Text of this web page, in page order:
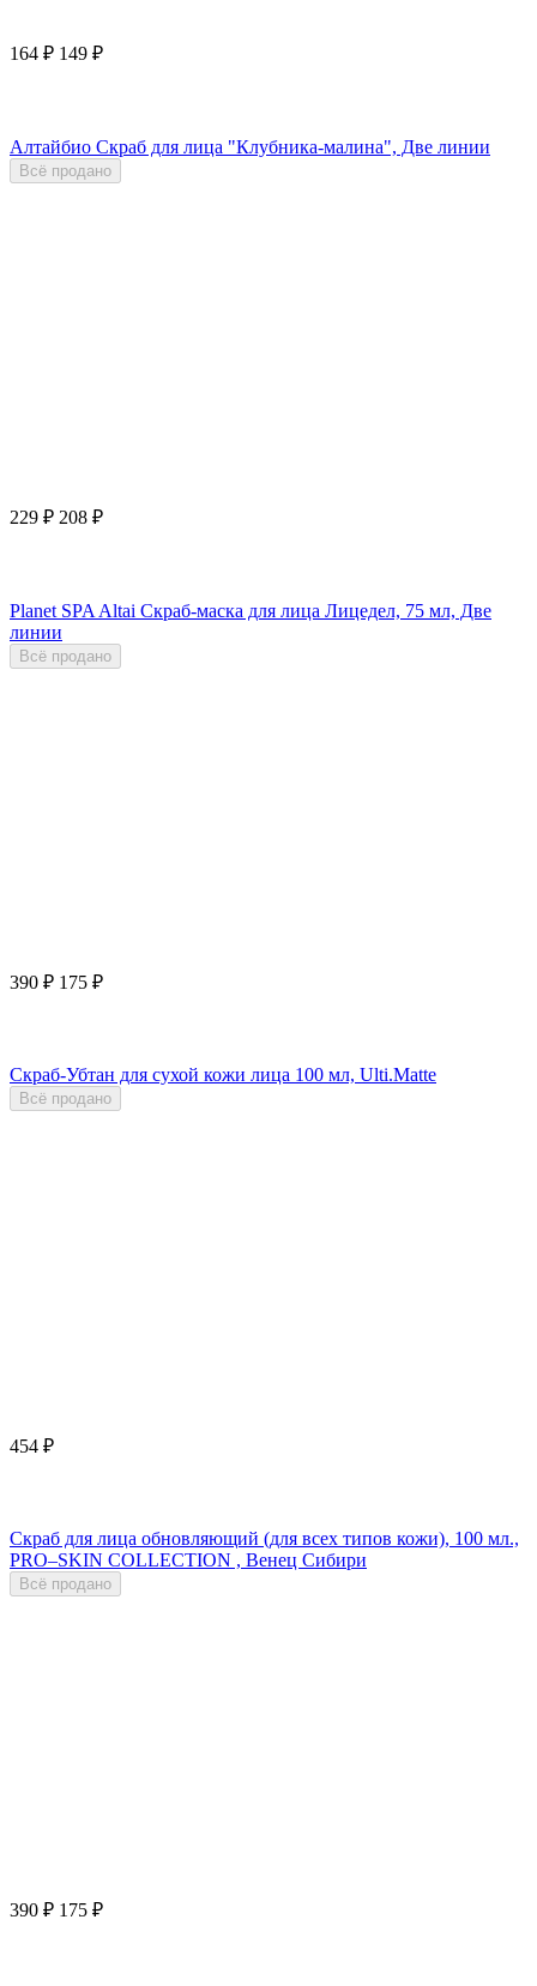
164 ₽ 149 ₽
Алтайбио Скраб для лица "Клубника-малина", Две линии
Всё продано
229 ₽ 208 ₽
Planet SPA Altai Скраб-маска для лица Лицедел, 75 мл, Две
линии
Всё продано
390 ₽ 175 ₽
Скраб-Убтан для сухой кожи лица 100 мл, Ulti.Matte
Всё продано
454 ₽
Скраб для лица обновляющий (для всех типов кожи), 100 мл.,
PRO–SKIN COLLECTION , Венец Сибири
Всё продано
390 ₽ 175 ₽